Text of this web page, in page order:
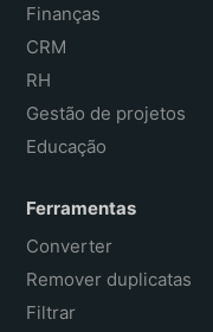
Finanças
CRM
RH
Gestão de projetos
Educação
Ferramentas
Converter
Remover duplicatas
Filtrar